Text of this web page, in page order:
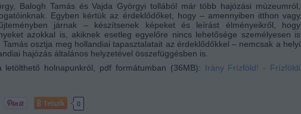
Balogh Tamás és Vajda Györgyi tollából már több hajózási múzeumról,
Egyben kértük az érdeklődőket, hogy – amennyiben itthon vagy
járnak – készítsenek képeket és leírást élményeikről, hogy
azokkal is, akiknek esetleg egyelőre nincs lehetősége személyesen is
osztja meg hollandiai tapasztalatait az érdeklődőkkel – nemcsak a helyi
hajózás általános helyzetével összefüggésben is.
letölthető holnapunkról, pdf formátumban (36MB): Irány Frízföld! - Frízföldi
Tetszik 0